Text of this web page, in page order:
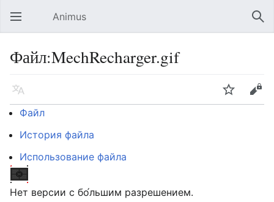
Открыть главное меню Animus
Файл:MechRecharger.gif
Язык Следить
Файл
История файла
Использование файла
Нет версии с бо́льшим разрешением.